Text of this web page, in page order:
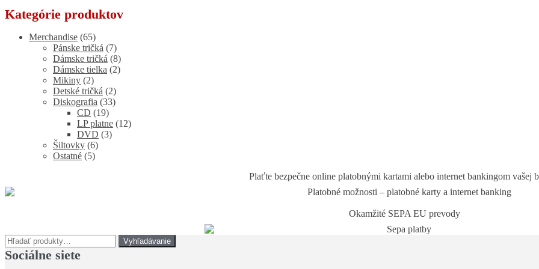
Kategórie produktov
Merchandise (65)
Pánske tričká (7)
Dámske tričká (8)
Dámske tielka (2)
Mikiny (2)
Detské tričká (2)
Diskografia (33)
CD (19)
LP platne (12)
DVD (3)
Šiltovky (6)
Ostatné (5)
Plaťte bezpečne online platobnými kartami alebo internet bankingom vašej
Okamžité SEPA EU prevody
Hľadať: Vyhľadávanie
Sociálne siete